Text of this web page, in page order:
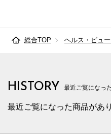
総合TOP ヘルス・ビュ
HISTORY 最近ご覧になっ
最近ご覧になった商品があ